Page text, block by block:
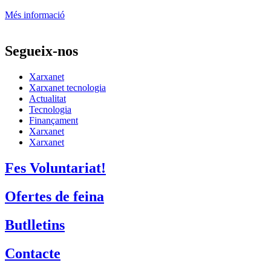
Més informació
Segueix-nos
Xarxanet
Xarxanet tecnologia
Actualitat
Tecnologia
Finançament
Xarxanet
Xarxanet
Fes Voluntariat!
Ofertes de feina
Butlletins
Contacte